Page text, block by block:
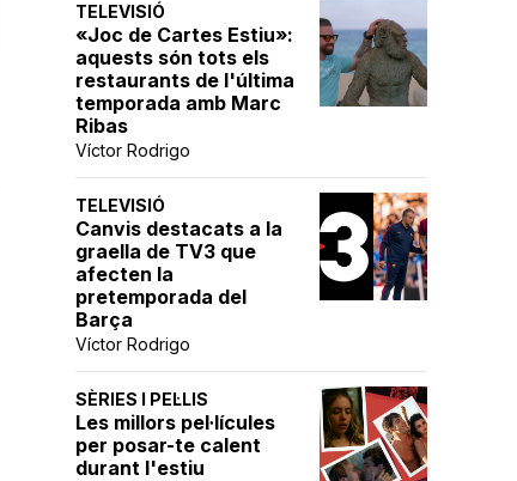
TELEVISIÓ
«Joc de Cartes Estiu»:
aquests són tots els
restaurants de l'última
temporada amb Marc
Ribas
Víctor Rodrigo
TELEVISIÓ
Canvis destacats a la
graella de TV3 que
afecten la
pretemporada del
Barça
Víctor Rodrigo
SÈRIES I PEL·LIS
Les millors pel·lícules
per posar-te calent
durant l'estiu